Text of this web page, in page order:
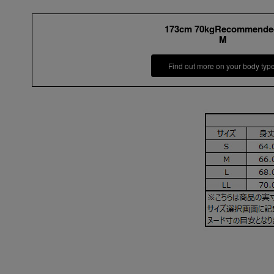
173cm
M
Find out more on your body